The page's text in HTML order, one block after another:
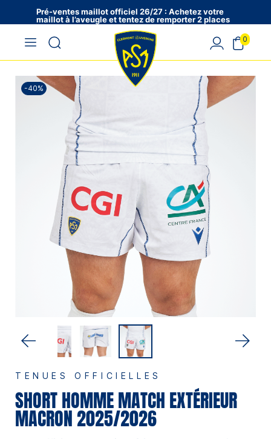
Pré-ventes maillot officiel 26/27 : Achetez votre
maillot à l’aveugle et tentez de remporter 2 places
en VIP !
-40%
TENUES OFFICIELLES
SHORT HOMME MATCH EXTÉRIEUR
MACRON 2025/2026
0